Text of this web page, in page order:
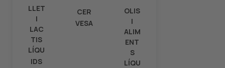
LLET
I
LAC
TIS
LÍQU
IDS
CER
VESA
OLIS
I
ALIM
ENT
S
LÍQU